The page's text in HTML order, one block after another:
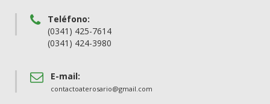
Teléfono:
(0341) 425-7614
(0341) 424-3980
E-mail:
contactoaterosario@gmail.com